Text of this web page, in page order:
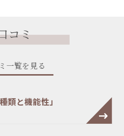
コミ
一覧を見る
と機能性」